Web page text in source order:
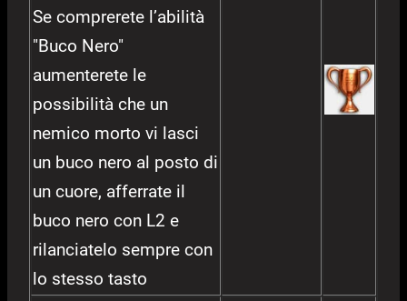
Se comprerete l’abilità
"Buco Nero"
aumenterete le
possibilità che un
nemico morto vi lasci
un buco nero al posto di
un cuore, afferrate il
buco nero con L2 e
rilanciatelo sempre con
lo stesso tasto